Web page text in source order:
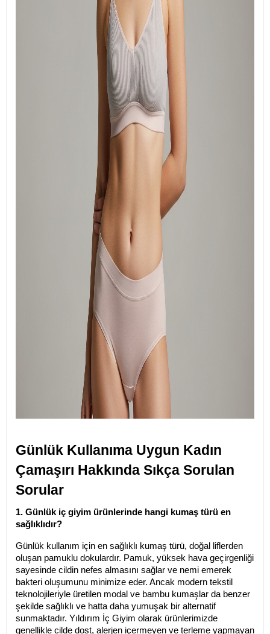
Günlük Kullanıma Uygun Kadın
Çamaşırı Hakkında Sıkça Sorulan
Sorular
1. Günlük iç giyim ürünlerinde hangi kumaş türü en
sağlıklıdır?
Günlük kullanım için en sağlıklı kumaş türü, doğal liflerden
oluşan pamuklu dokulardır. Pamuk, yüksek hava geçirgenliği
sayesinde cildin nefes almasını sağlar ve nemi emerek
bakteri oluşumunu minimize eder. Ancak modern tekstil
teknolojileriyle üretilen modal ve bambu kumaşlar da benzer
şekilde sağlıklı ve hatta daha yumuşak bir alternatif
sunmaktadır. Yıldırım İç Giyim olarak ürünlerimizde
genellikle cilde dost, alerjen içermeyen ve terleme yapmayan